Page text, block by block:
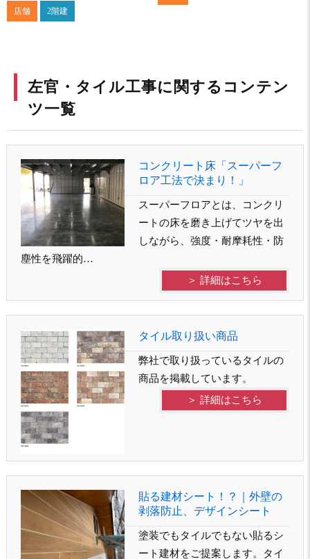
店舗 2階建
左官・タイル工事に関するコンテン
ツ一覧
コンクリート床「スーパーフ
ロア工法で決まり！」
スーパーフロアとは、コンクリ
ートの床を磨き上げてツヤを出
しながら、強度・耐摩耗性・防
塵性を飛躍的…
＞ 詳細はこちら
タイル取り扱い商品
弊社で取り扱っているタイルの
商品を掲載しています。
＞ 詳細はこちら
貼る建材シート！？｜外壁の
剥落防止、デザインシート
塗装でもタイルでもない貼るシ
ート建材をご提案します。タイ